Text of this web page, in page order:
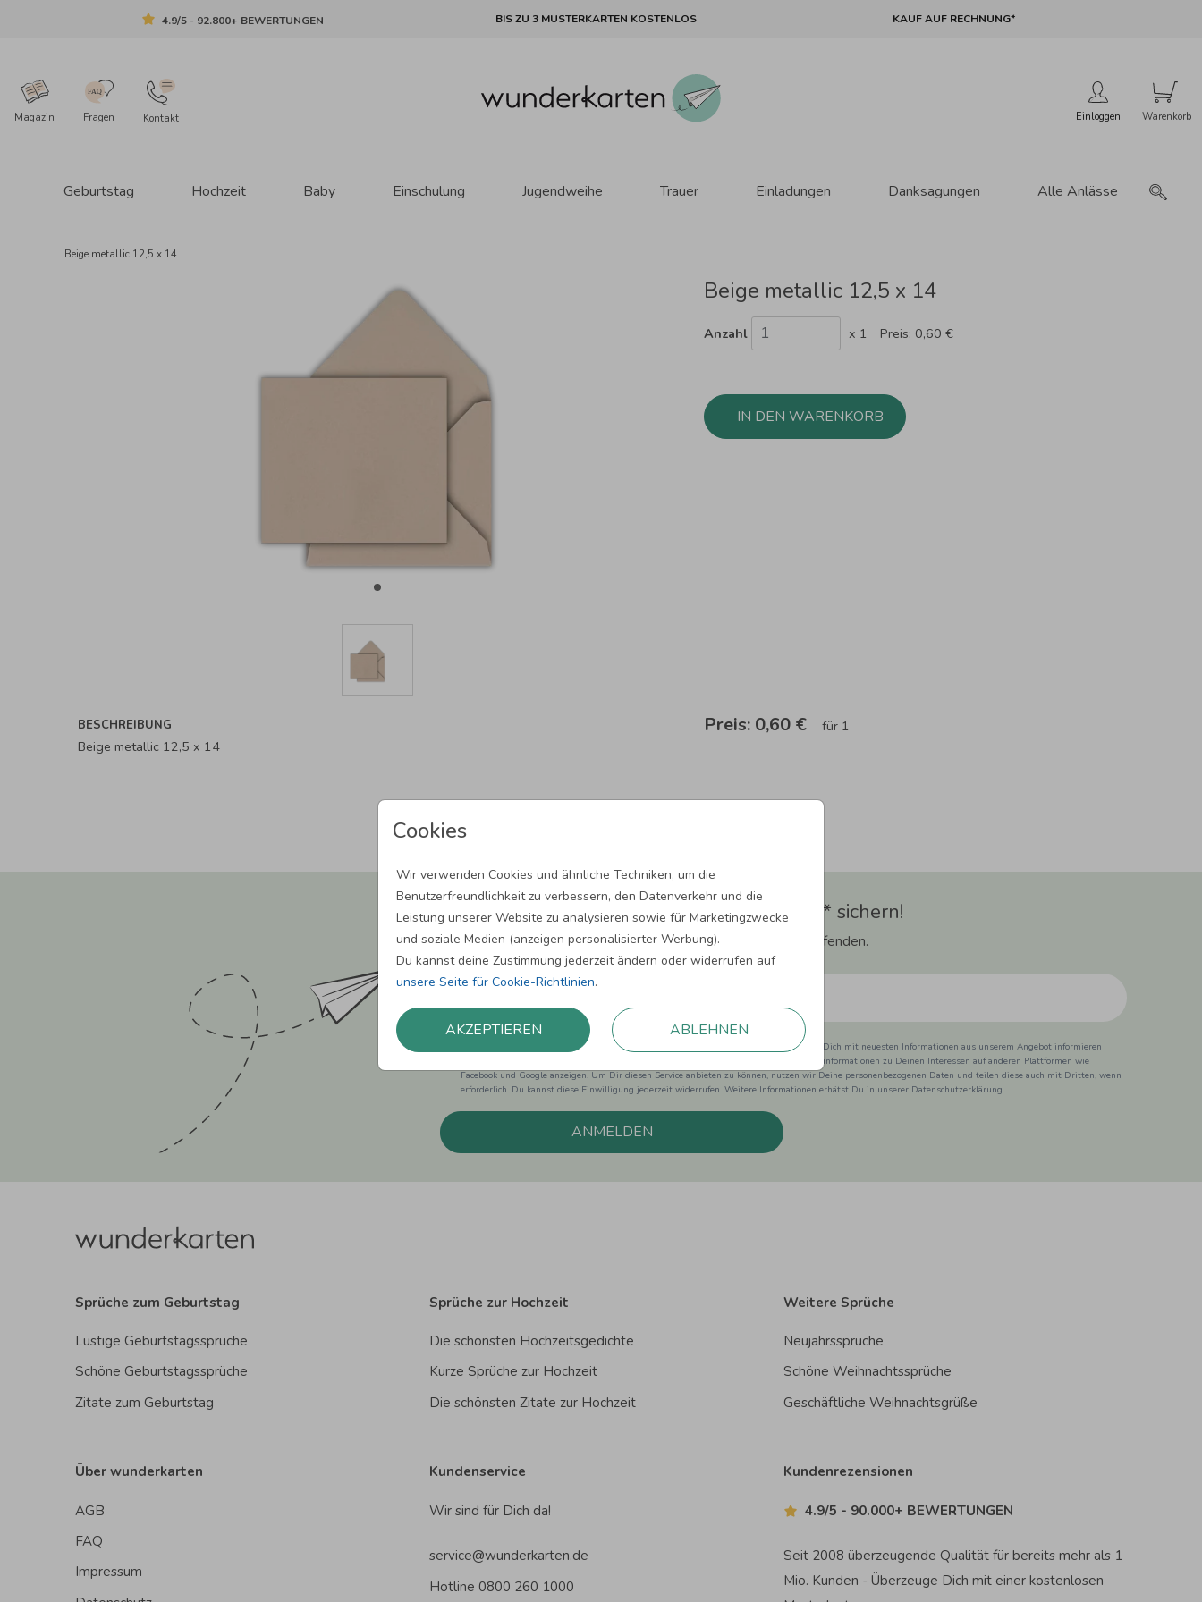
4.9/5 - 92.800+ BEWERTUNGEN BIS ZU 3 MUSTERKARTEN KOSTENLOS KAUF AUF RECHNUNG*
Magazin Fragen Kontakt Einloggen
Geburtstag Hochzeit Baby Einschulung Jugendweihe Trauer Einladungen Danksagungen Alle Anlässe
Cookies
Wir verwenden Cookies und ähnliche Techniken, um die
Benutzerfreundlichkeit zu verbessern, den Datenverkehr und die
Leistung unserer Website zu analysieren sowie für Marketingzwecke
und soziale Medien (anzeigen personalisierter Werbung).
Du kannst deine Zustimmung jederzeit ändern oder widerrufen auf
unsere Seite für Cookie-Richtlinien.
AKZEPTIEREN ABLEHNEN
Beige metallic 12,5 x 14
Beige metallic 12,5 x 14
Anzahl x 1 Preis: 0,60 €
IN DEN WARENKORB
BESCHREIBUNG
Beige metallic 12,5 x 14
Preis: 0,60 € für 1
Newsletter abonnieren und 5,00 € Rabatt** sichern!
Melde Dich zu unserem Newsletter an und bleibe auf dem Laufenden.
Einwilligung zur Datennutzung für Marketingzwecke: Hiermit willigst Du ein, dass wir Dich mit neuesten Informationen aus unserem Angebot informieren
können. Dies umfasst den Versand unseres Newsletters. Zudem können wir Dir Produktinformationen zu Deinen Interessen auf anderen Plattformen wie
Facebook und Google anzeigen. Um Dir diesen Service anbieten zu können, nutzen wir Deine personenbezogenen Daten und teilen diese auch mit Dritten, wenn
erforderlich. Du kannst diese Einwilligung jederzeit widerrufen. Weitere Informationen erhätst Du in unserer Datenschutzerklärung.
ANMELDEN
Sprüche zum Geburtstag
Lustige Geburtstagssprüche
Schöne Geburtstagssprüche
Zitate zum Geburtstag
Sprüche zur Hochzeit
Die schönsten Hochzeitsgedichte
Kurze Sprüche zur Hochzeit
Die schönsten Zitate zur Hochzeit
Weitere Sprüche
Neujahrssprüche
Schöne Weihnachtssprüche
Geschäftliche Weihnachtsgrüße
Über wunderkarten
AGB
FAQ
Impressum
Kundenservice
Wir sind für Dich da!
service@wunderkarten.de
Hotline 0800 260 1000
Kundenrezensionen
4.9/5 - 90.000+ BEWERTUNGEN
Seit 2008 überzeugende Qualität für bereits mehr als 1
Mio. Kunden - Überzeuge Dich mit einer kostenlosen